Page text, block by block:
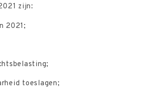
zijn:
2021;
toeslagen;